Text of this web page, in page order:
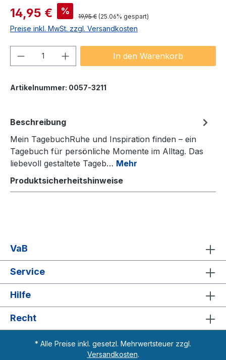
Verkaufspreis:
14,95 € % Regulärer Preis:
19,95 € (25.06% gespart)
Preise inkl. MwSt. zzgl. Versandkosten
Produkt Anzahl: Gib denIn den Warenkorb
Artikelnummer: 0057-3211
Beschreibung
Mein TagebuchRuhe und Inspiration finden – ein
Tagebuch für persönliche Momente im Alltag. Das
liebevoll gestaltete Tageb… Mehr
Produktsicherheitshinweise
VaB
Service
Hilfe
Recht
* Alle Preise inkl. gesetzl. Mehrwertsteuer zzgl.
Versandkosten.